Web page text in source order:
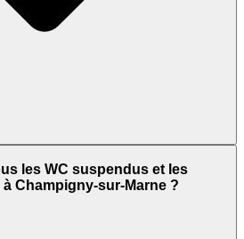
les WC suspendus et les
Champigny-sur-Marne ?